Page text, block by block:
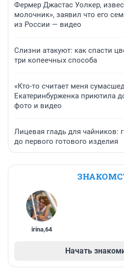
Фермер Джастас Уолкер,
молочник», заявил что его
из России — видео
Слизни атакуют: как спасти
три копеечных способа
«Кто-то считает меня
Екатеринбурженка приютила
фото и видео
Лицевая гладь для чайников:
до первого готового изделия
irina,64
Начать